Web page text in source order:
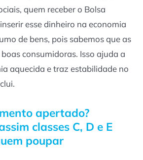
quem receber o Bolsa
esse dinheiro na economia
de bens, pois sabemos que as
consumidoras. Isso ajuda a
aquecida e traz estabilidade no
apertado?
classes C, D e E
poupar